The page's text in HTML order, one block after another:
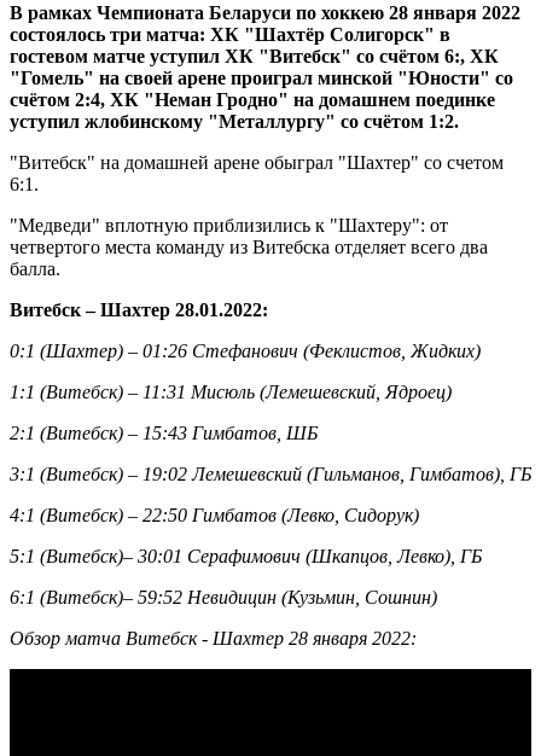
В рамках Чемпионата Беларуси по хоккею 28 января 2022
состоялось три матча: ХК "Шахтёр Солигорск" в
гостевом матче уступил ХК "Витебск" со счётом 6:, ХК
"Гомель" на своей арене проиграл минской "Юности" со
счётом 2:4, ХК "Неман Гродно" на домашнем поединке
уступил жлобинскому "Металлургу" со счётом 1:2.
"Витебск" на домашней арене обыграл "Шахтер" со счетом
6:1.
"Медведи" вплотную приблизились к "Шахтеру": от
четвертого места команду из Витебска отделяет всего два
балла.
Витебск – Шахтер 28.01.2022:
0:1 (Шахтер) – 01:26 Стефанович (Феклистов, Жидких)
1:1 (Витебск) – 11:31 Мисюль (Лемешевский, Ядроец)
2:1 (Витебск) – 15:43 Гимбатов, ШБ
3:1 (Витебск) – 19:02 Лемешевский (Гильманов, Гимбатов), ГБ
4:1 (Витебск) – 22:50 Гимбатов (Левко, Сидорук)
5:1 (Витебск)– 30:01 Серафимович (Шкапцов, Левко), ГБ
6:1 (Витебск)– 59:52 Невидицин (Кузьмин, Сошнин)
Обзор матча Витебск - Шахтер 28 января 2022: